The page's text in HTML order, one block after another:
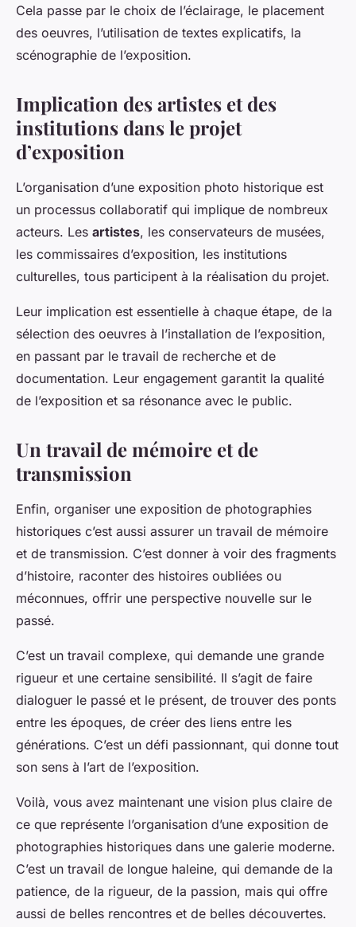
Cela passe par le choix de l’éclairage, le placement
des oeuvres, l’utilisation de textes explicatifs, la
scénographie de l’exposition.
Implication des artistes et des
institutions dans le projet
d’exposition
L’organisation d’une exposition photo historique est
un processus collaboratif qui implique de nombreux
acteurs. Les artistes, les conservateurs de musées,
les commissaires d’exposition, les institutions
culturelles, tous participent à la réalisation du projet.
Leur implication est essentielle à chaque étape, de la
sélection des oeuvres à l’installation de l’exposition,
en passant par le travail de recherche et de
documentation. Leur engagement garantit la qualité
de l’exposition et sa résonance avec le public.
Un travail de mémoire et de
transmission
Enfin, organiser une exposition de photographies
historiques c’est aussi assurer un travail de mémoire
et de transmission. C’est donner à voir des fragments
d’histoire, raconter des histoires oubliées ou
méconnues, offrir une perspective nouvelle sur le
passé.
C’est un travail complexe, qui demande une grande
rigueur et une certaine sensibilité. Il s’agit de faire
dialoguer le passé et le présent, de trouver des ponts
entre les époques, de créer des liens entre les
générations. C’est un défi passionnant, qui donne tout
son sens à l’art de l’exposition.
Voilà, vous avez maintenant une vision plus claire de
ce que représente l’organisation d’une exposition de
photographies historiques dans une galerie moderne.
C’est un travail de longue haleine, qui demande de la
patience, de la rigueur, de la passion, mais qui offre
aussi de belles rencontres et de belles découvertes.